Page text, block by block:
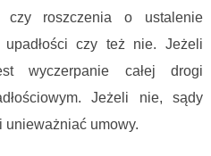
czy roszczenia o ustalenie
czy też nie. Jeżeli
wyczerpanie całej drogi
Jeżeli nie, sądy
unieważniać umowy.